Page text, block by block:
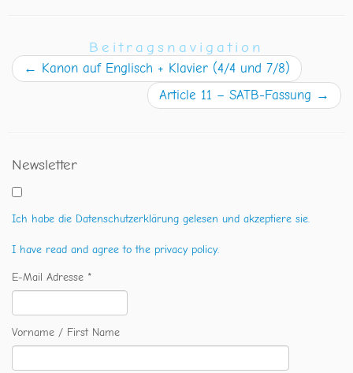
Beitragsnavigation
← Kanon auf Englisch + Klavier (4/4 und 7/8)
Article 11 – SATB-Fassung →
Newsletter
Ich habe die Datenschutzerklärung gelesen und akzeptiere sie.
I have read and agree to the privacy policy.
E-Mail Adresse *
Vorname / First Name